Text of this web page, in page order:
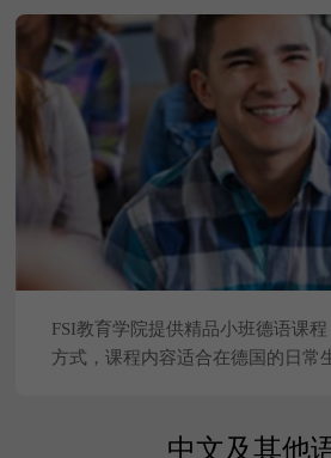
FSI教育学院提供精品小班德语课
方式，课程内容适合在德国的日常
中文及其他